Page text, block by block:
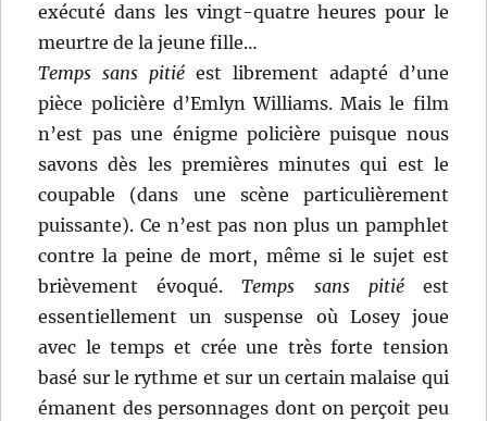
exécuté dans les vingt-quatre heures pour le
meurtre de la jeune fille…
Temps sans pitié est librement adapté d’une
pièce policière d’Emlyn Williams. Mais le film
n’est pas une énigme policière puisque nous
savons dès les premières minutes qui est le
coupable (dans une scène particulièrement
puissante). Ce n’est pas non plus un pamphlet
contre la peine de mort, même si le sujet est
brièvement évoqué.Temps sans pitiéest
essentiellement un suspense où Losey joue
avec le temps et crée une très forte tension
basé sur le rythme et sur un certain malaise qui
émanent des personnages dont on perçoit peu